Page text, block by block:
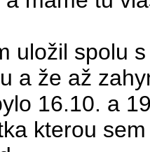
uložil spolu
a že až
16.10. a
kterou